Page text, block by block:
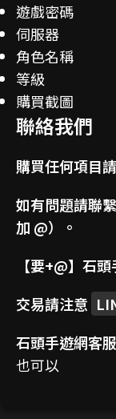
遊戲密碼
伺服器
角色名稱
等級
購買截圖
聯絡我們
購買任何項目
如有問題請聯繫
加 @）。
【要+@】 石頭
交易請注意
石頭手遊網客服
也可以